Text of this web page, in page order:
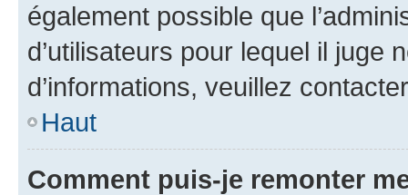
également possible que
d’utilisateurs pour lequel il juge
d’informations, veuillez
Haut
Comment puis-je remonter